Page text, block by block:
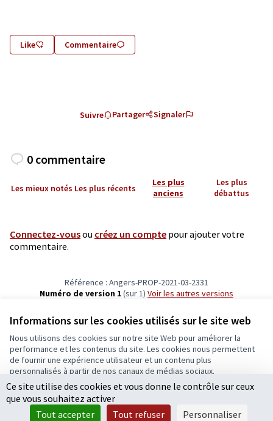
Informations sur les cookies utilisés sur le site web
Nous utilisons des cookies sur notre site Web pour améliorer la
performance et les contenus du site. Les cookies nous permettent
de fournir une expérience utilisateur et un contenu plus
personnalisés à partir de nos canaux de médias sociaux.
Tout accepter
Accepter seulement les cookies essentiels
Like Commentaire
Suivre Partager Signaler
0 commentaire
Les mieux notés Les plus récents
Les plus
anciens
Les plus
débattus
Connectez-vousou créez un compte pour ajouter votre
commentaire.
Référence : Angers-PROP-2021-03-2331
Numéro de version 1(sur 1)
voir les autres versions
Conditions d'utilisation
Paramètres des cookies
Ecrivons Angers sur X
(Lien externe)
Ecrivons Angers sur Facebook
(Lien externe)
Licence
(Lien
Ce site utilise des cookies et vous donne le contrôle sur ceux
que vous souhaitez activer
Tout accepter
Tout refuser Personnaliser